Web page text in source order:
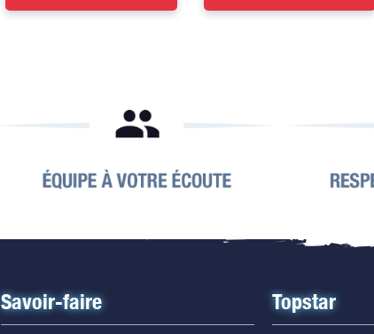
Savoir-faire Topstar